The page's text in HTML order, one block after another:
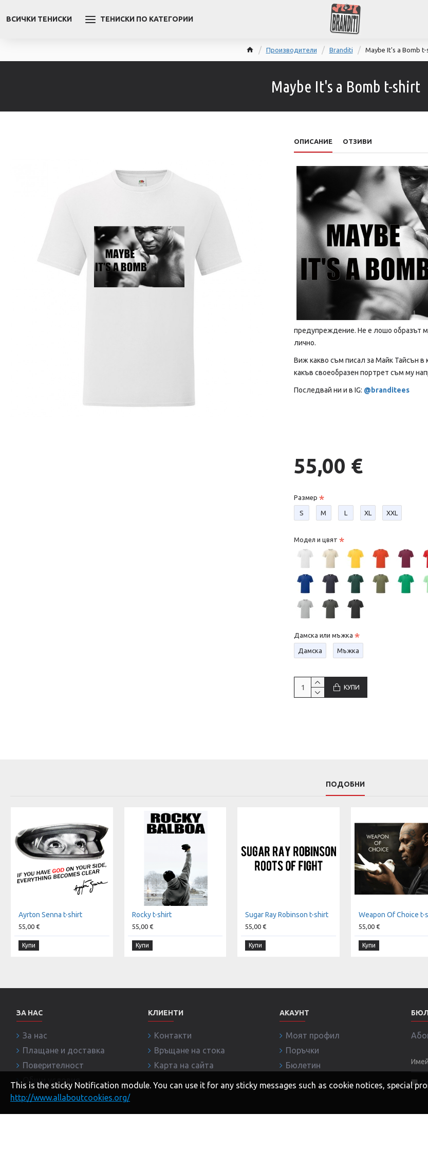
ВСИЧКИ ТЕНИСКИ ТЕНИСКИ ПО КАТЕГОРИИ
Производители Branditi Maybe It's a Bomb
Maybe It's a Bomb t-shirt
ОПИСАНИЕ ОТЗИВИ
предупреждение. Не е лошо образът
лично.
Виж какво съм писал за Майк Тайсън в
какъв своеобразен портрет съм му
Последвай ни и в IG: @branditees
55,00 €
Размер
S М L XL XXL
Модел и цвят
Дамска или мъжка
Дамска Мъжка
КУПИ
ПОДОБНИ
Аyrton Senna t-shirt
55,00 €
Купи
Rocky t-shirt
55,00 €
Купи
Sugar Ray Robinson t-shirt
55,00 €
Купи
Weapon Of Choice t-
55,00 €
Купи
ЗА НАС
За нас
Плащане и доставка
Поверителност
Общи условия
КЛИЕНТИ
Контакти
Връщане на стока
Карта на сайта
АКАУНТ
Моят профил
Поръчки
Бюлетин
This is the sticky Notification module. You can use it for any sticky messages such as cookie notices, special
http://www.allaboutcookies.org/